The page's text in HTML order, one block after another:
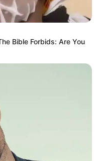
Bible Forbids: Are You